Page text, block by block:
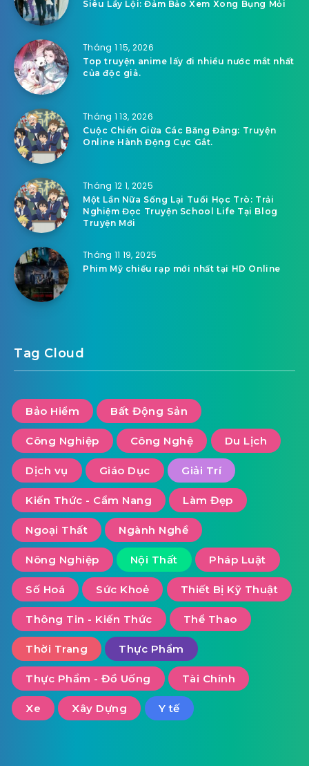
Siêu Lầy Lội: Đảm Bảo Xem Xong Bụng Mỏi
Tháng 1 15, 2026
Top truyện anime lấy đi nhiều nước mắt nhất
của độc giả.
Tháng 1 13, 2026
Cuộc Chiến Giữa Các Băng Đảng: Truyện
Online Hành Động Cực Gắt.
Tháng 12 1, 2025
Một Lần Nữa Sống Lại Tuổi Học Trò: Trải
Nghiệm Đọc Truyện School Life Tại Blog
Truyện Mới
Tháng 11 19, 2025
Phim Mỹ chiếu rạp mới nhất tại HD Online
Tag Cloud
Bảo Hiểm Bất Động Sản
Công Nghiệp Công Nghệ Du Lịch
Dịch vụ Giáo Dục Giải Trí
Kiến Thức - Cẩm Nang Làm Đẹp
Ngoại Thất Ngành Nghề
Nông Nghiệp Nội Thất Pháp Luật
Số Hoá Sức Khoẻ Thiết Bị Kỹ Thuật
Thông Tin - Kiến Thức Thể Thao
Thời Trang Thực Phẩm
Thực Phẩm - Đồ Uống Tài Chính
Xe Xây Dựng Y tế